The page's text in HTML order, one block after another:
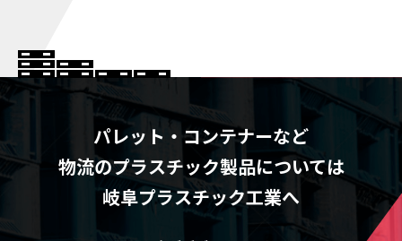
パレット・コンテナーなど
物流のプラスチック製品については
岐阜プラスチック工業へ